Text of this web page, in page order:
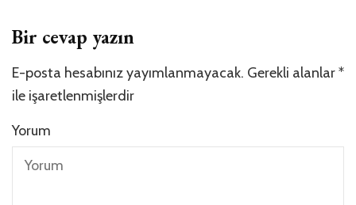
Bir cevap yazın
E-posta hesabınız yayımlanmayacak. Gerekli alanlar*
ile işaretlenmişlerdir
Yorum